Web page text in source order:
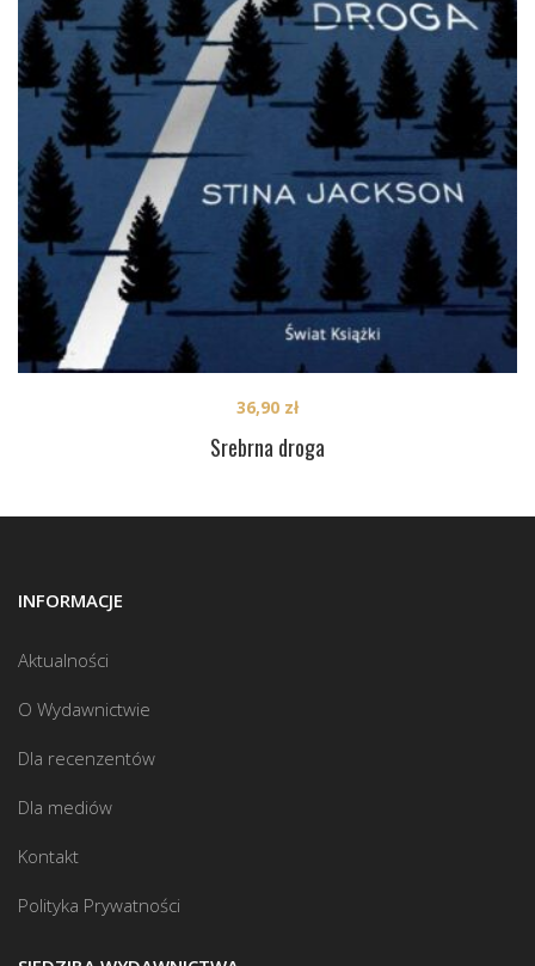
Srebrna droga
36,90 zł
INFORMACJE
Aktualności
O Wydawnictwie
Dla recenzentów
Dla mediów
Kontakt
Polityka Prywatności